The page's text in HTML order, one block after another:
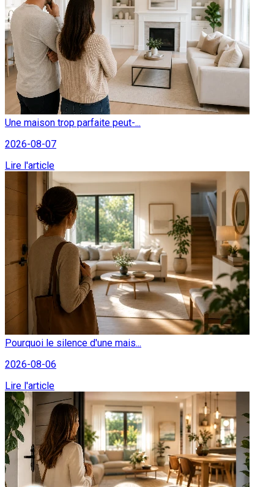
Une maison trop parfaite peut-...
2026-08-07
Lire l'article
Pourquoi le silence d'une mais...
2026-08-06
Lire l'article